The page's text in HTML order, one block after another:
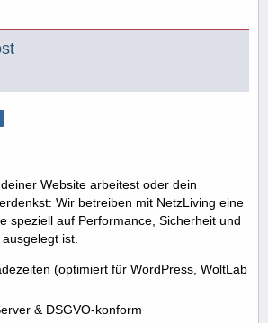
Website arbeitest oder dein
Wir betreiben mit NetzLiving eine
speziell auf Performance, Sicherheit und
ist.
(optimiert für WordPress, WoltLab
& DSGVO-konform